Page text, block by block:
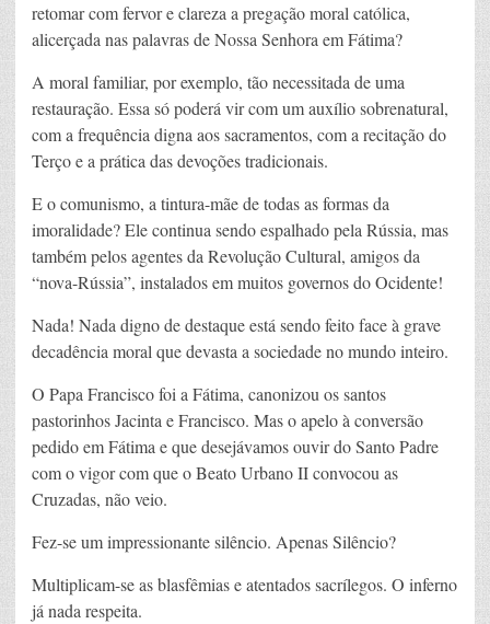
retomar com fervor e clareza a pregação moral católica,
alicerçada nas palavras de Nossa Senhora em Fátima?
A moral familiar, por exemplo, tão necessitada de uma
restauração. Essa só poderá vir com um auxílio sobrenatural,
com a frequência digna aos sacramentos, com a recitação do
Terço e a prática das devoções tradicionais.
E o comunismo, a tintura-mãe de todas as formas da
imoralidade? Ele continua sendo espalhado pela Rússia, mas
também pelos agentes da Revolução Cultural, amigos da
“nova-Rússia”, instalados em muitos governos do Ocidente!
Nada! Nada digno de destaque está sendo feito face à grave
decadência moral que devasta a sociedade no mundo inteiro.
O Papa Francisco foi a Fátima, canonizou os santos
pastorinhos Jacinta e Francisco. Mas o apelo à conversão
pedido em Fátima e que desejávamos ouvir do Santo Padre
com o vigor com que o Beato Urbano II convocou as
Cruzadas, não veio.
Fez-se um impressionante silêncio. Apenas Silêncio?
Multiplicam-se as blasfêmias e atentados sacrílegos. O inferno
já nada respeita.